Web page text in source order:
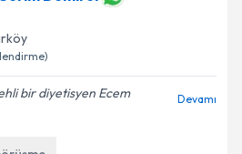
bir diyetisyen Ecem
Devamı